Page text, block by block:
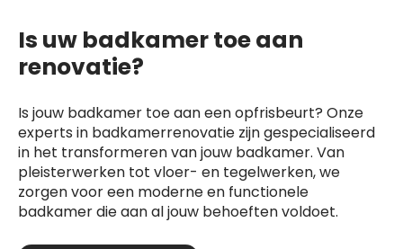
Is uw badkamer toe aan
renovatie?
Is jouw badkamer toe aan een opfrisbeurt? Onze
experts in badkamerrenovatie zijn gespecialiseerd
in het transformeren van jouw badkamer. Van
pleisterwerken tot vloer- en tegelwerken, we
zorgen voor een moderne en functionele
badkamer die aan al jouw behoeften voldoet.